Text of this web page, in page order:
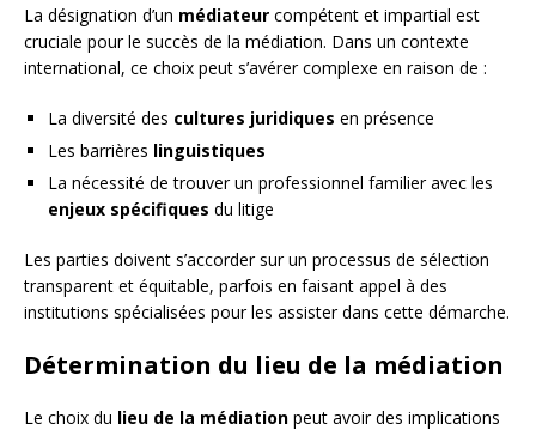
La désignation d’un médiateur compétent et impartial est
cruciale pour le succès de la médiation. Dans un contexte
international, ce choix peut s’avérer complexe en raison de :
La diversité des cultures juridiques en présence
Les barrières linguistiques
La nécessité de trouver un professionnel familier avec les
enjeux spécifiques du litige
Les parties doivent s’accorder sur un processus de sélection
transparent et équitable, parfois en faisant appel à des
institutions spécialisées pour les assister dans cette démarche.
Détermination du lieu de la médiation
Le choix du lieu de la médiation peut avoir des implications